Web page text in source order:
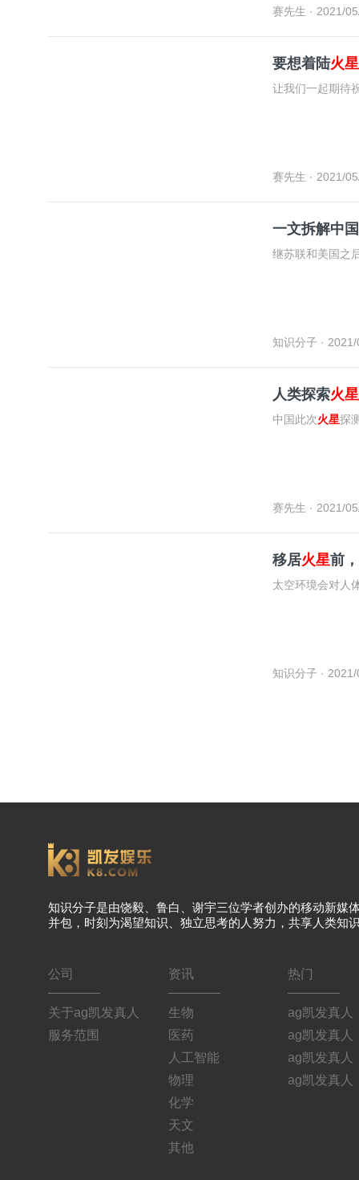
赛先生 · 2021/
要想着陆火星
让我们一起期待
赛先生 · 2021/
一文拆解中国
继苏联和美国之
知识分子 ·
人类探索火星
中国此次火星探
赛先生 · 2021/
移居火星前
太空环境会对人
知识分子 ·
知识分子是由饶毅、鲁白、谢宇三位学者创办的移动新媒
并包，时刻为渴望知识、独立思考的人努力，共享人类知
公司
关于ag凯发真人
服务范围
资讯
生物
医药
人工智能
物理
化学
天文
其他
热门
ag凯发真人
ag凯发真人
ag凯发真人
ag凯发真人